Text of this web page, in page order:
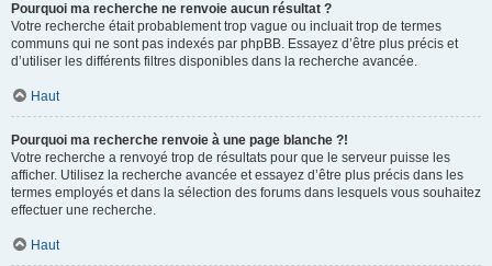
Pourquoi ma recherche ne renvoie aucun résultat ?
Votre recherche était probablement trop vague ou incluait trop de termes
communs qui ne sont pas indexés par phpBB. Essayez d’être plus précis et
d’utiliser les différents filtres disponibles dans la recherche avancée.
Haut
Pourquoi ma recherche renvoie à une page blanche ?!
Votre recherche a renvoyé trop de résultats pour que le serveur puisse les
afficher. Utilisez la recherche avancée et essayez d’être plus précis dans les
termes employés et dans la sélection des forums dans lesquels vous souhaitez
effectuer une recherche.
Haut